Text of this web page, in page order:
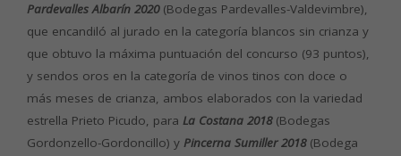
Pardevalles Albarín 2020(Bodegas Pardevalles-Valdevimbre),
que encandiló al jurado en la categoría blancos sin crianza y
que obtuvo la máxima puntuación del concurso (93 puntos),
y sendos oros en la categoría de vinos tinos con doce o
más meses de crianza, ambos elaborados con la variedad
estrella Prieto Picudo, para La Costana 2018(Bodegas
Gordonzello-Gordoncillo) y Pincerna Sumiller 2018(Bodega